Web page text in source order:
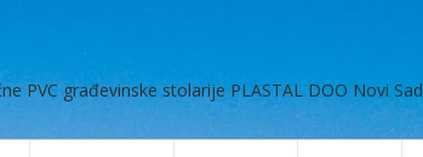
PVC građevinske stolarije PLASTAL DOO Novi Sad